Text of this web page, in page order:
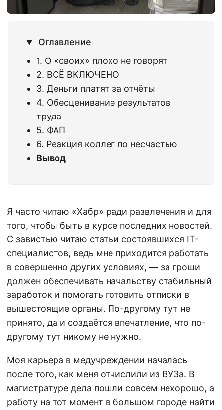
Оглавление
1. О «своих» плохо не говорят
2. ВСЁ ВКЛЮЧЕНО
3. Деньги платят за отчёты
4. Обесценивание результатов
труда
5. ФАП
6. Реакция коллег по несчастью
Вывод
Я часто читаю «Хабр» ради развлечения и для
того, чтобы быть в курсе последних новостей.
С завистью читаю статьи состоявшихся IT-
специалистов, ведь мне приходится работать
в совершенно других условиях, — за гроши
должен обеспечивать начальству стабильный
заработок и помогать готовить отписки в
вышестоящие органы. По-другому тут не
принято, да и создаётся впечатление, что по-
другому тут никому не нужно.
Моя карьера в медучреждении началась
после того, как меня отчислили из ВУЗа. В
магистратуре дела пошли совсем нехорошо, а
работу на тот момент в большом городе найти